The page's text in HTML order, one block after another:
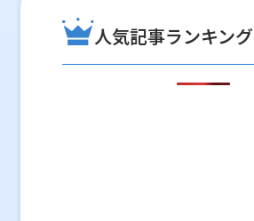
人気記事ランキング